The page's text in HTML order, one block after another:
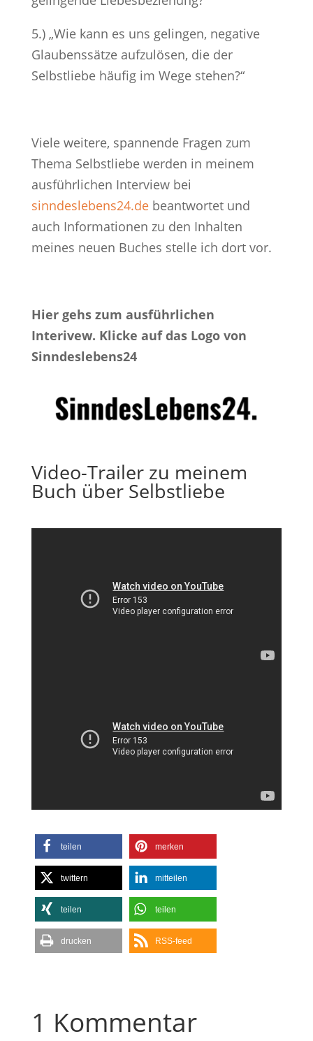
5.) „Wie kann es uns gelingen, negative
Glaubenssätze aufzulösen, die der
Selbstliebe häufig im Wege stehen?“
Viele weitere, spannende Fragen zum
Thema Selbstliebe werden in meinem
ausführlichen Interview bei
sinndeslebens24.debeantwortet und
auch Informationen zu den Inhalten
meines neuen Buches stelle ich dort vor.
Hier gehs zum ausführlichen
Interivew. Klicke auf das Logo von
Sinndeslebens24
Video-Trailer zu meinem
Buch über Selbstliebe
teilen merken
twittern mitteilen
teilen teilen
drucken RSS-feed
1 Kommentar